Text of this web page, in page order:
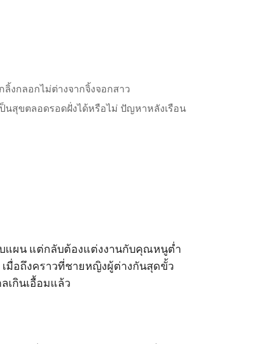
งกลอกไม่ต่างจากจิ้งจอกสาว
นสุขตลอดรอดฝั่งได้หรือไม่ ปัญหาหลังเรือน
บแผน แต่กลับต้องแต่งงานกับคุณหนูต่ำ
มื่อถึงคราวที่ชายหญิงผู้ต่างกันสุดขั้ว
เกินเอื้อมแล้ว